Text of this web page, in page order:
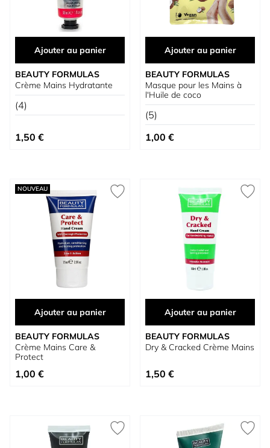
Ajouter au panier
BEAUTY FORMULAS
Crème Mains Hydratante
(4)
1,50 €
Ajouter au panier
BEAUTY FORMULAS
Masque pour les Mains à
l'Huile de coco
(5)
1,00 €
NOUVEAU
Ajouter au panier
BEAUTY FORMULAS
Crème Mains Care &
Protect
1,00 €
Ajouter au panier
BEAUTY FORMULAS
Dry & Cracked Crème Mains
1,50 €